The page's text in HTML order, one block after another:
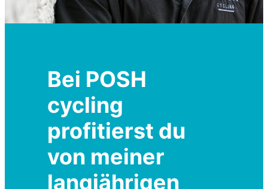
Bei POSH
cycling
profitierst du
von meiner
langjährigen